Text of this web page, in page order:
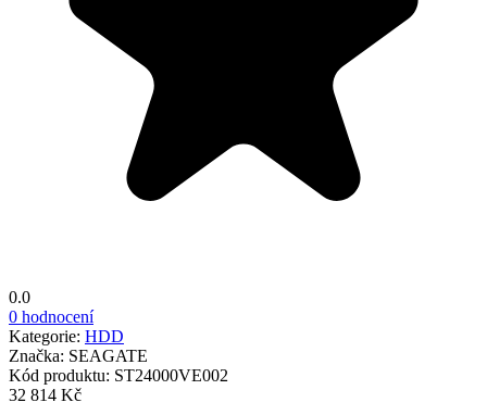
0.0
0 hodnocení
Kategorie: HDD
Značka: SEAGATE
Kód produktu: ST24000VE002
32 814 Kč